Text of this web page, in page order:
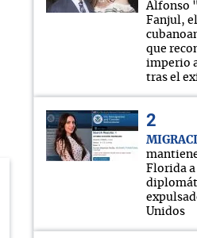
Alfonso
Fanjul,
que
imperio
tras el
Florida a
Unidos